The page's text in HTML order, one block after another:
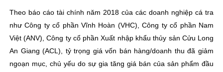
Theo báo cáo tài chính năm 2018 của các doanh nghiệp cá tra
như Công ty cổ phần Vĩnh Hoàn (VHC), Công ty cổ phần Nam
Việt (ANV), Công ty cổ phần Xuất nhập khẩu thủy sản Cửu Long
An Giang (ACL), tỷ trọng giá vốn bán hàng/doanh thu đã giảm
ngoạn mục, chủ yếu do sự gia tăng giá bán của sản phẩm đầu